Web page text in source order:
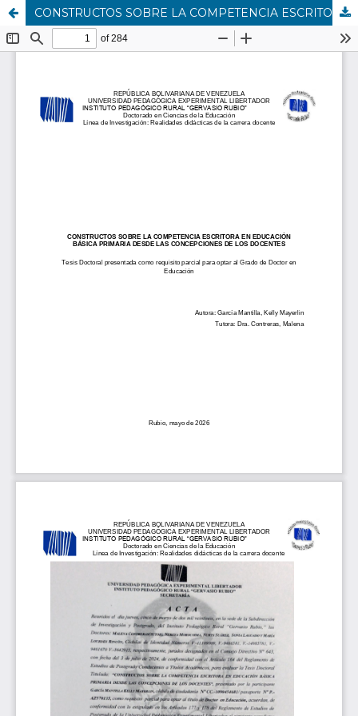
CONSTRUCTOS SOBRE LA COMPETENCIA ESCRITORA EN EDUCACIÓN BÁSICA PRIMARIA DESDE LAS CONCEPCIONES DE LOS DOCENTES